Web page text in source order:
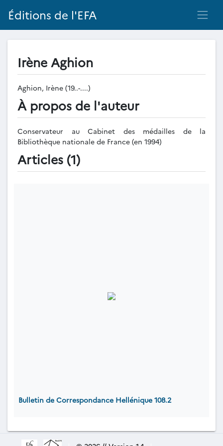
Éditions de l'EFA
Irène Aghion
Aghion, Irène (19..-....)
À propos de l'auteur
Conservateur au Cabinet des médailles de la
Bibliothèque nationale de France (en 1994)
Articles (1)
Bulletin de Correspondance Hellénique 108.2